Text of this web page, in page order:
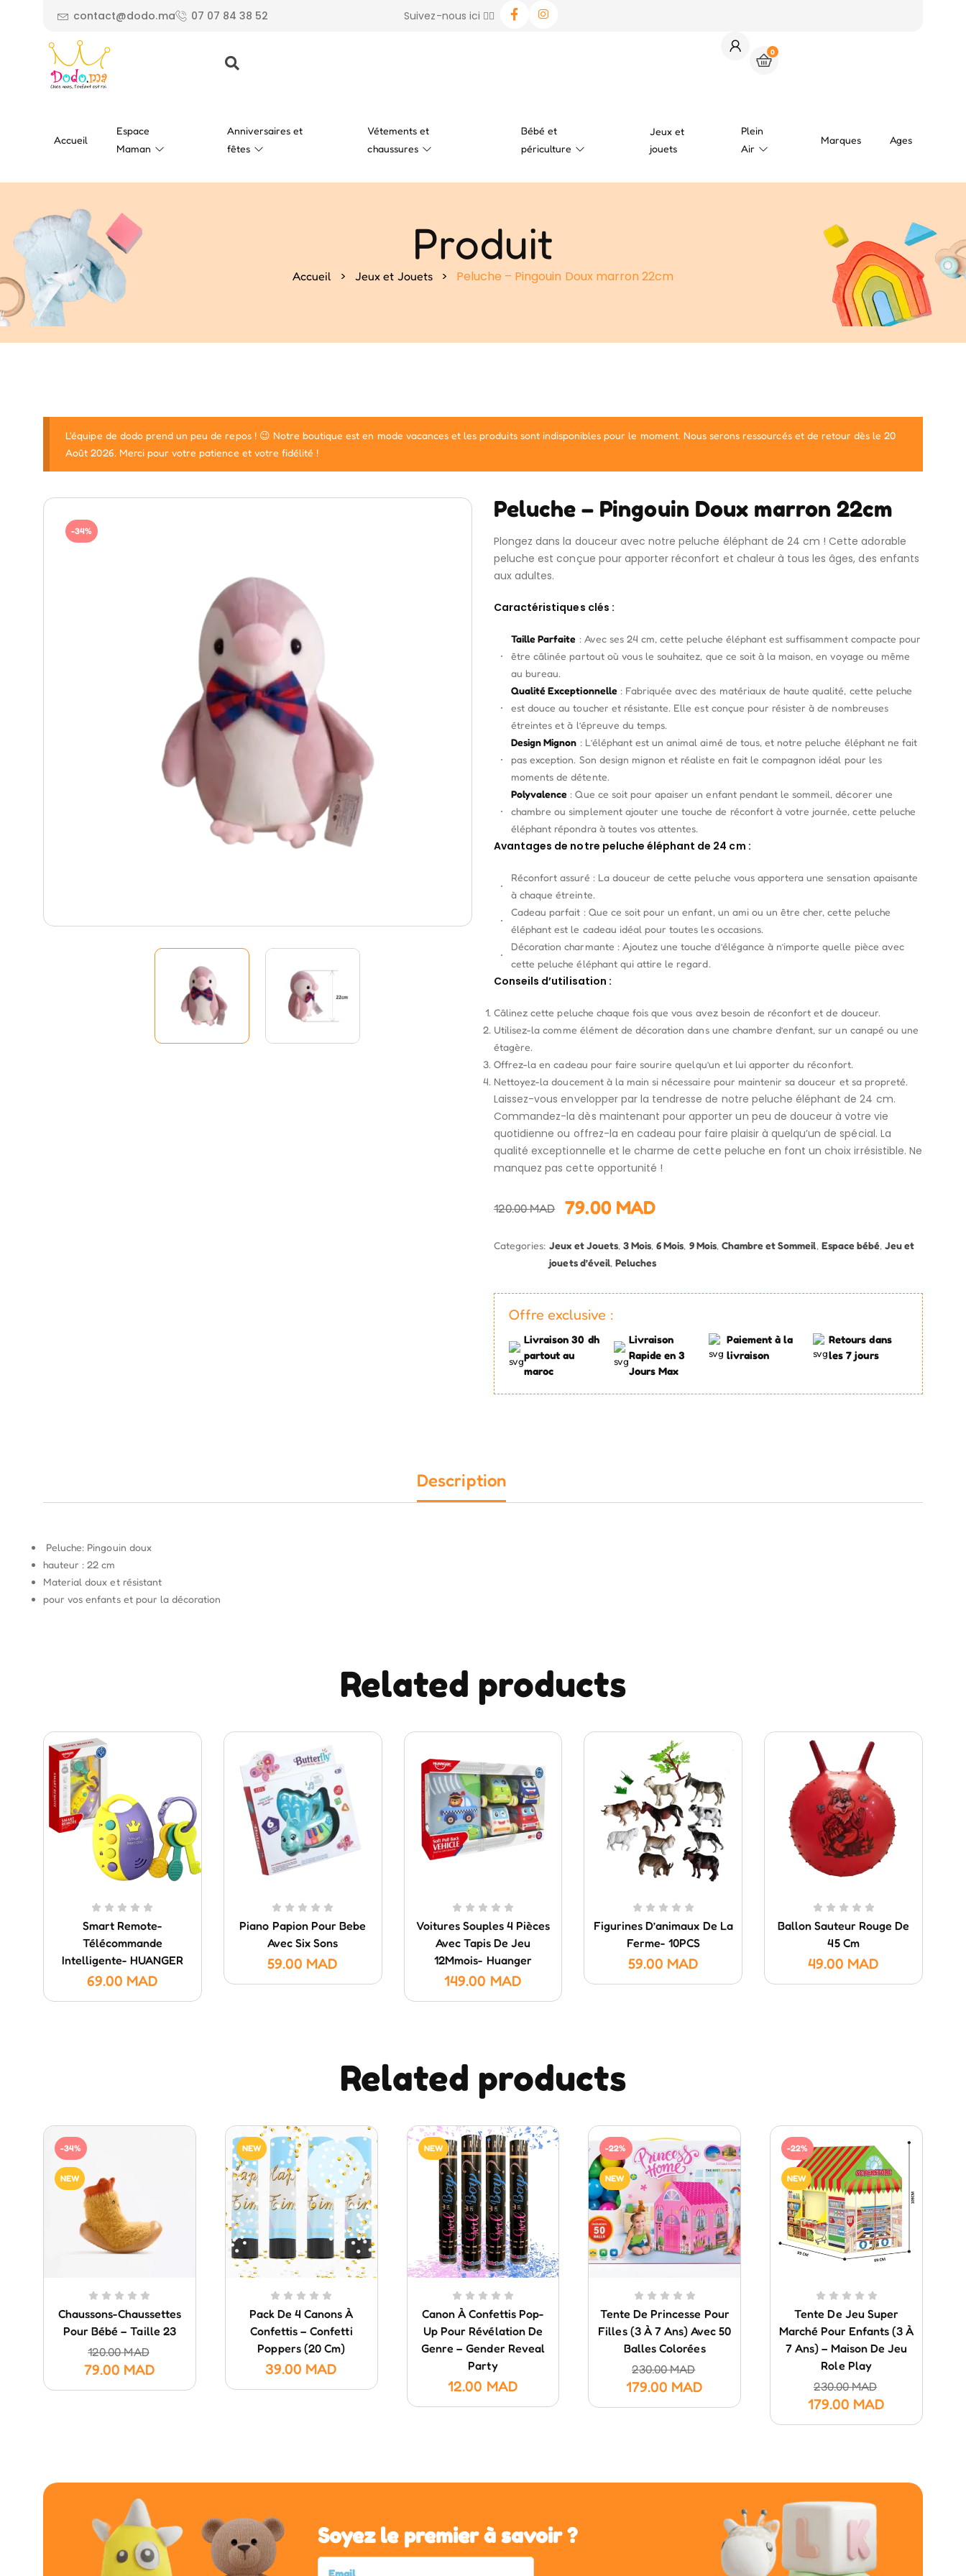
contact@dodo.ma 07 07 84 38 52 Suivez-nous ici 👉🏻
0
Accueil
Espace
Maman
Anniversaires et
fêtes
Vétements et
chaussures
Bébé et
périculture
Jeux et
jouets
Plein
Air
Marques Ages
Produit
Accueil > Jeux et Jouets > Peluche – Pingouin Doux marron 22cm
L'équipe de dodo prend un peu de repos ! 😉 Notre boutique est en mode vacances et les produits sont indisponibles pour le moment. Nous serons ressourcés et de retour dès le 20
Août 2026. Merci pour votre patience et votre fidélité !
-34%
Peluche – Pingouin Doux marron 22cm
Plongez dans la douceur avec notre peluche éléphant de 24 cm ! Cette adorable
peluche est conçue pour apporter réconfort et chaleur à tous les âges, des enfants
aux adultes.
Caractéristiques clés :
Taille Parfaite : Avec ses 24 cm, cette peluche éléphant est suffisamment compacte pour
être câlinée partout où vous le souhaitez, que ce soit à la maison, en voyage ou même
au bureau.
Qualité Exceptionnelle: Fabriquée avec des matériaux de haute qualité, cette peluche
est douce au toucher et résistante. Elle est conçue pour résister à de nombreuses
étreintes et à l’épreuve du temps.
Design Mignon : L’éléphant est un animal aimé de tous, et notre peluche éléphant ne fait
pas exception. Son design mignon et réaliste en fait le compagnon idéal pour les
moments de détente.
Polyvalence : Que ce soit pour apaiser un enfant pendant le sommeil, décorer une
chambre ou simplement ajouter une touche de réconfort à votre journée, cette peluche
éléphant répondra à toutes vos attentes.
Avantages de notre peluche éléphant de 24 cm :
Réconfort assuré : La douceur de cette peluche vous apportera une sensation apaisante
à chaque étreinte.
Cadeau parfait : Que ce soit pour un enfant, un ami ou un être cher, cette peluche
éléphant est le cadeau idéal pour toutes les occasions.
Décoration charmante : Ajoutez une touche d’élégance à n’importe quelle pièce avec
cette peluche éléphant qui attire le regard.
Conseils d’utilisation :
Câlinez cette peluche chaque fois que vous avez besoin de réconfort et de douceur.
Utilisez-la comme élément de décoration dans une chambre d’enfant, sur un canapé ou une
étagère.
Offrez-la en cadeau pour faire sourire quelqu’un et lui apporter du réconfort.
Nettoyez-la doucement à la main si nécessaire pour maintenir sa douceur et sa propreté.
Laissez-vous envelopper par la tendresse de notre peluche éléphant de 24 cm.
Commandez-la dès maintenant pour apporter un peu de douceur à votre vie
quotidienne ou offrez-la en cadeau pour faire plaisir à quelqu’un de spécial. La
qualité exceptionnelle et le charme de cette peluche en font un choix irrésistible. Ne
manquez pas cette opportunité !
120.00MAD 79.00 MAD
Categories: Jeux et Jouets, 3 Mois,6 Mois, 9 Mois, Chambre et Sommeil, Espace bébé,Jeu et
jouets d’éveil, Peluches
Offre exclusive :
Livraison 30 dh
partout au
maroc
Livraison
Rapide en 3
Jours Max
Paiement à la
livraison
Retours dans
les 7 jours
Description
Peluche: Pingouin doux
hauteur : 22 cm
Material doux et résistant
pour vos enfants et pour la décoration
Related products
Smart Remote-
Télécommande
Intelligente- HUANGER
69.00 MAD
Piano Papion Pour Bebe
Avec Six Sons
59.00 MAD
Voitures Souples 4 Pièces
Avec Tapis De Jeu
12Mmois- Huanger
149.00 MAD
Figurines D’animaux De La
Ferme- 10PCS
59.00 MAD
Ballon Sauteur Rouge De
45 Cm
49.00 MAD
Related products
-34%
NEW
Chaussons-Chaussettes
Pour Bébé – Taille 23
120.00MAD
79.00 MAD
NEW
Pack De 4 Canons À
Confettis – Confetti
Poppers (20 Cm)
39.00 MAD
NEW
Canon À Confettis Pop-
Up Pour Révélation De
Genre – Gender Reveal
Party
12.00 MAD
-22%
NEW
Tente De Princesse Pour
Filles (3 À 7 Ans) Avec 50
Balles Colorées
230.00MAD
179.00 MAD
-22%
NEW
Tente De Jeu Super
Marché Pour Enfants (3 À
7 Ans) – Maison De Jeu
Role Play
230.00MAD
179.00 MAD
Soyez le premier à savoir ?